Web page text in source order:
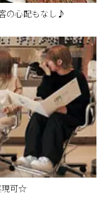
の心配もなし♪
現可☆